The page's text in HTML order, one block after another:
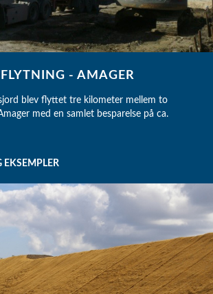
- AMAGER
blev flyttet tre kilometer mellem to
med en samlet besparelse på ca.
EKSEMPLER